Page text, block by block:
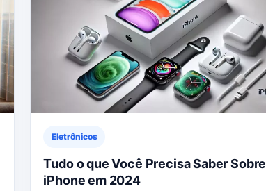
Eletrônicos
Tudo o que Você Precisa Saber Sobre
iPhone em 2024